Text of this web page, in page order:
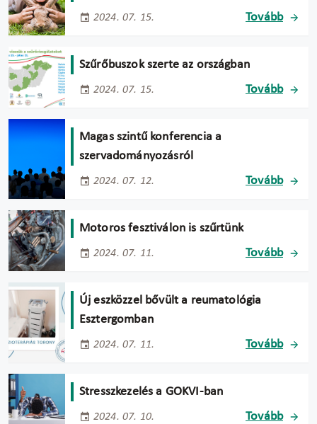
2024. 07. 15. Tovább
Szűrőbuszok szerte az országban
2024. 07. 15. Tovább
Magas szintű konferencia a
szervadományozásról
2024. 07. 12. Tovább
Motoros fesztiválon is szűrtünk
2024. 07. 11. Tovább
Új eszközzel bővült a reumatológia
Esztergomban
2024. 07. 11. Tovább
Stresszkezelés a GOKVI-ban
2024. 07. 10. Tovább